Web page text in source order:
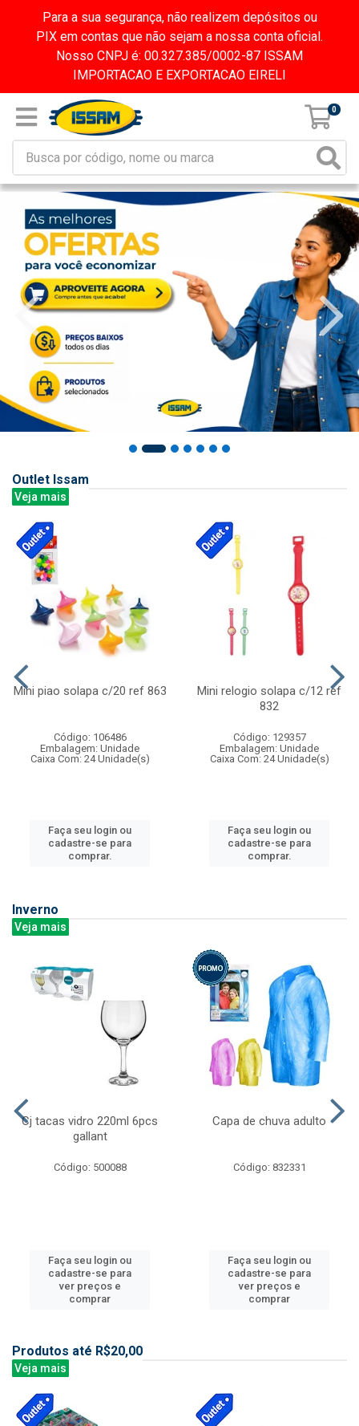
Para a sua segurança, não realizem depósitos ou
PIX em contas que não sejam a nossa conta oficial.
Nosso CNPJ é: 00.327.385/0002-87 ISSAM
IMPORTACAO E EXPORTACAO EIRELI
0
Outlet Issam
Veja mais
Mini piao solapa c/20 ref 863
Código: 106486
Embalagem: Unidade
Caixa Com: 24 Unidade(s)
Faça seu login ou
cadastre-se para
comprar.
Mini relogio solapa c/12 ref
832
Código: 129357
Embalagem: Unidade
Caixa Com: 24 Unidade(s)
Faça seu login ou
cadastre-se para
comprar.
Inverno
Veja mais
Cj tacas vidro 220ml 6pcs
gallant
Código: 500088
Faça seu login ou
cadastre-se para
ver preços e
comprar
Capa de chuva adulto
Código: 832331
Faça seu login ou
cadastre-se para
ver preços e
comprar
Produtos até R$20,00
Veja mais